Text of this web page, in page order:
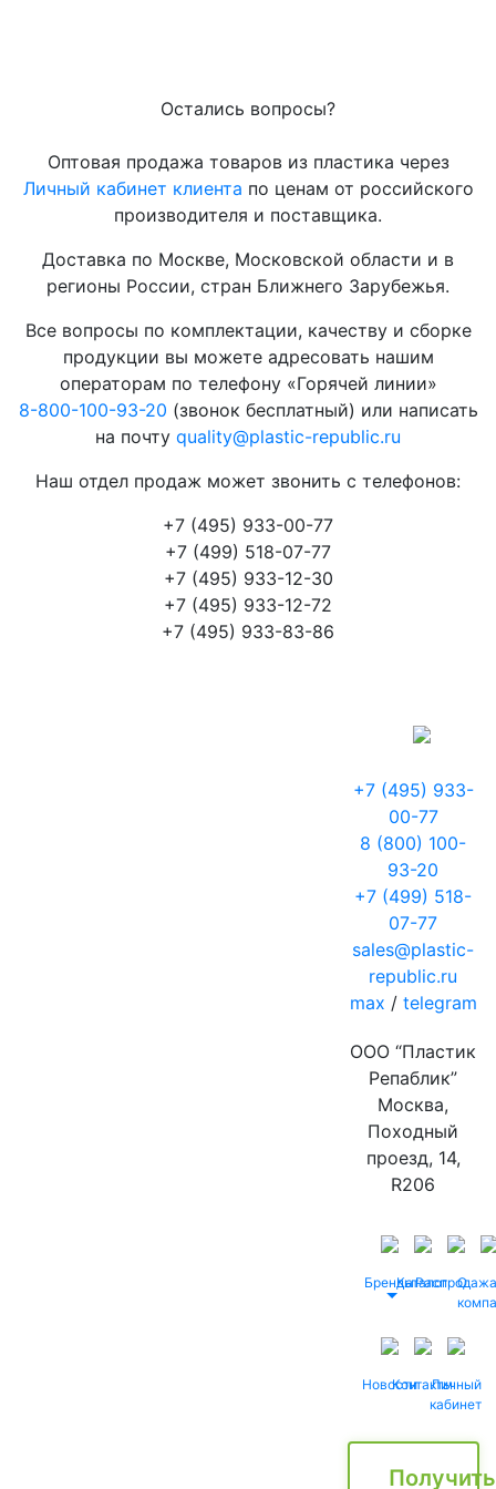
Остались вопросы?
Оптовая продажа товаров из пластика через
Личный кабинет клиента по ценам от российского
производителя и поставщика.
Доставка по Москве, Московской области и в
регионы России, стран Ближнего Зарубежья.
Все вопросы по комплектации, качеству и сборке
продукции вы можете адресовать нашим
операторам по телефону «Горячей линии»
8-800-100-93-20 (звонок бесплатный) или написать
на почту quality@plastic-republic.ru
Наш отдел продаж может звонить с телефонов:
+7 (495) 933-00-77
+7 (499) 518-07-77
+7 (495) 933-12-30
+7 (495) 933-12-72
+7 (495) 933-83-86
+7 (495) 933-
00-77
8 (800) 100-
93-20
+7 (499) 518-
07-77
sales@plastic-
republic.ru
max / telegram
ООО “Пластик
Репаблик”
Москва,
Походный
проезд, 14,
R206
БрендыКаталог
Распродажа
О
НовостиКонтактыЛичный
кабинет
Получить